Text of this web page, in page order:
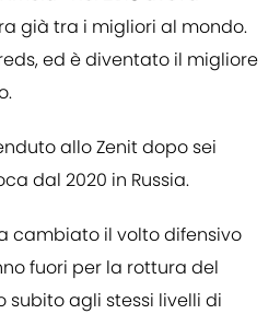
già tra i migliori al mondo.
ed è diventato il migliore
allo Zenit dopo sei
dal 2020 in Russia.
cambiato il volto difensivo
fuori per la rottura del
agli stessi livelli di